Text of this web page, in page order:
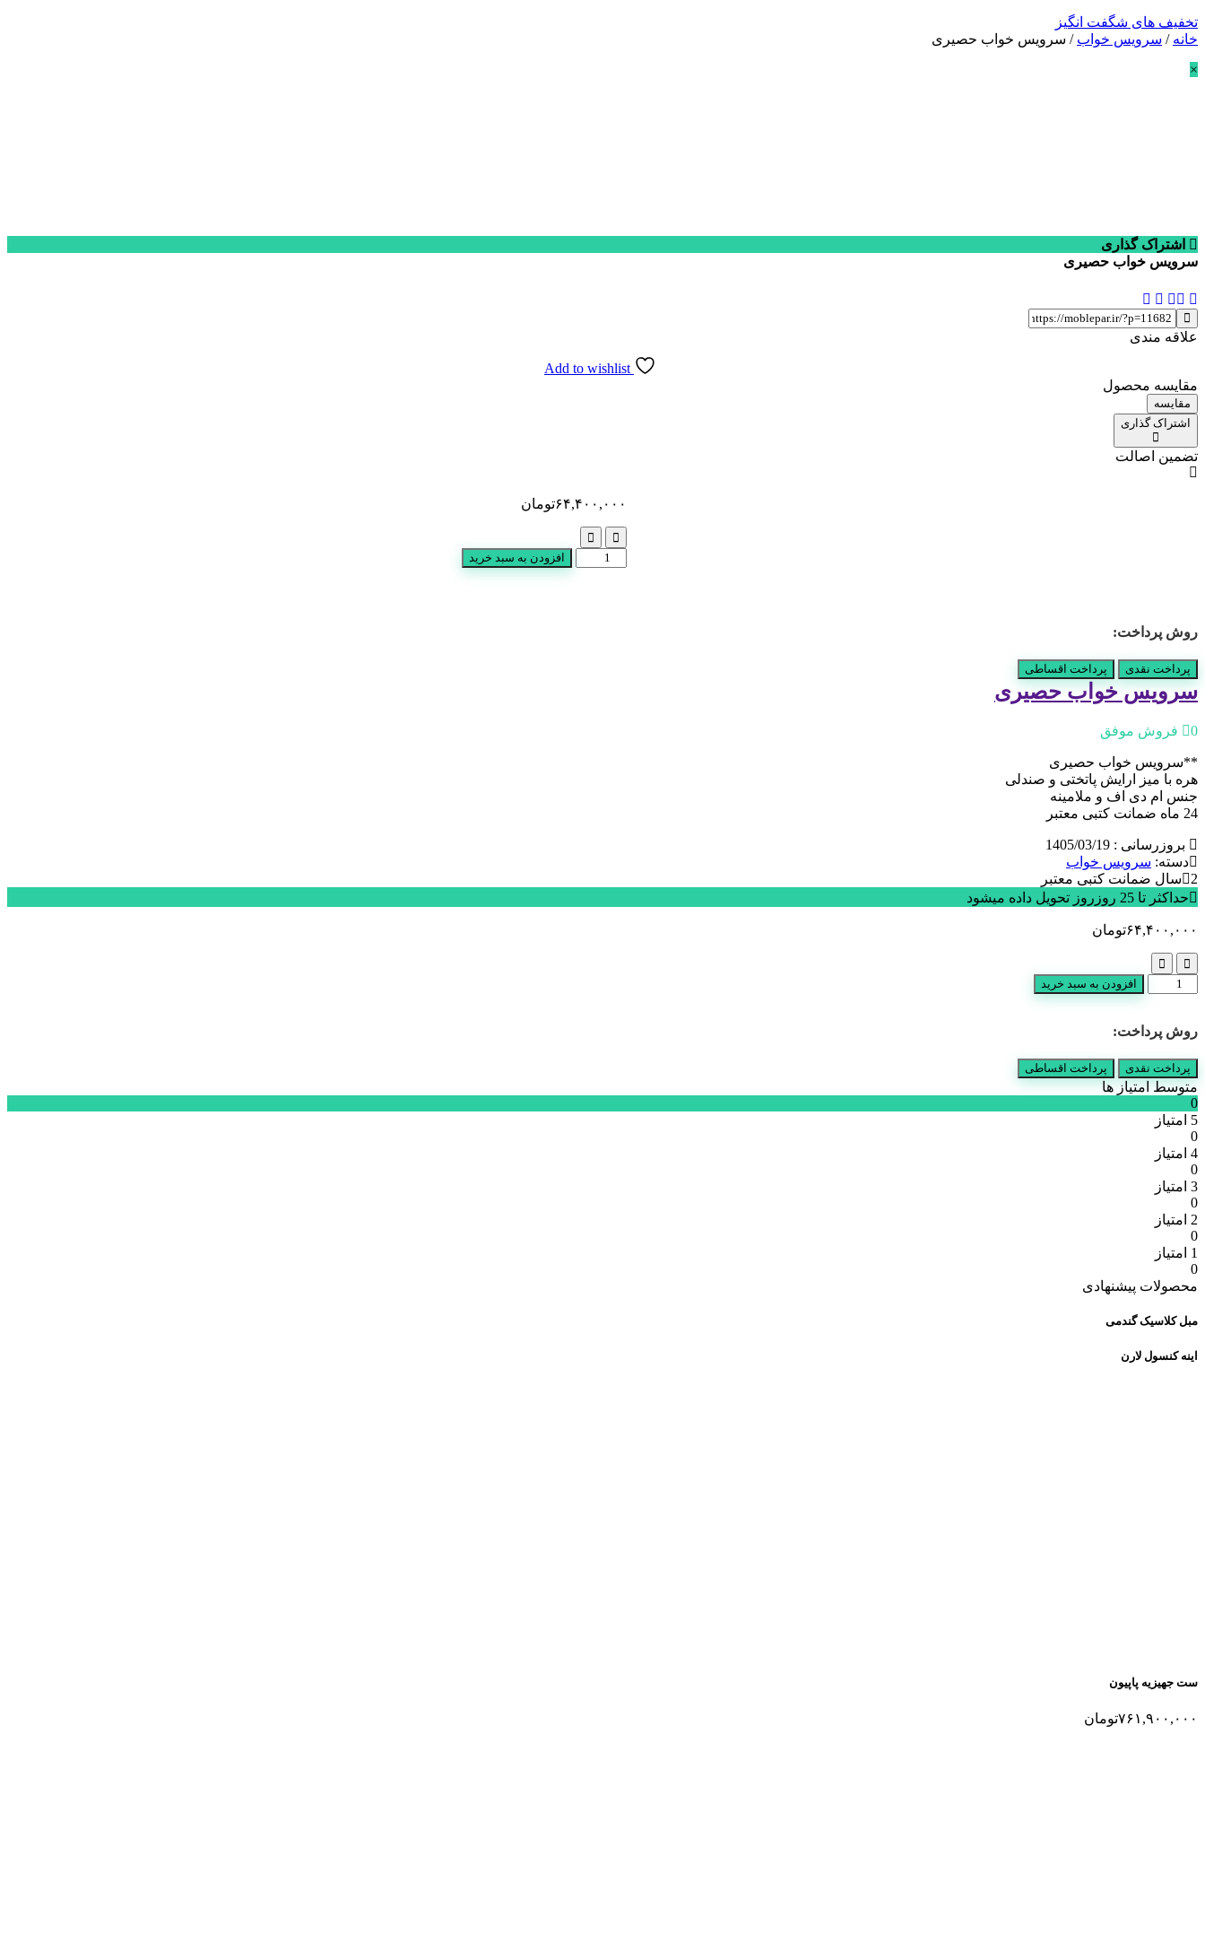
تخفیف های شگفت انگیز
خانه / سرویس خواب / سرویس خواب حصیری
×
اشتراک گذاری
سرویس خواب حصیری
علاقه مندی
Add to wishlist
مقایسه محصول
مقایسه
اشتراک گذاری
تضمین اصالت
۶۴,۴۰۰,۰۰۰تومان
سرویس
خواب
افزودن به سبد خرید
روش پرداخت:
پرداخت نقدی پرداخت اقساطی
سرویس خواب حصیری
0 فروش موفق
**سرویس خواب حصیری
هره با میز ارایش پاتختی و صندلی
جنس ام دی اف و ملامینه
24 ماه ضمانت کتبی معتبر
بروزرسانی : 1405/03/19
دسته: سرویس خواب
2سال ضمانت کتبی معتبر
حداکثر تا 25 روزروز تحویل داده میشود
۶۴,۴۰۰,۰۰۰تومان
سرویس
خواب
عدد
افزودن به سبد خرید
روش پرداخت:
پرداخت نقدی پرداخت اقساطی
متوسط امتیاز ها
0
5 امتیاز
0
4 امتیاز
0
3 امتیاز
0
2 امتیاز
0
1 امتیاز
0
محصولات پیشنهادی
مبل کلاسیک گندمی
اینه کنسول لارن
ست جهیزیه پاپیون
۷۶۱,۹۰۰,۰۰۰تومان